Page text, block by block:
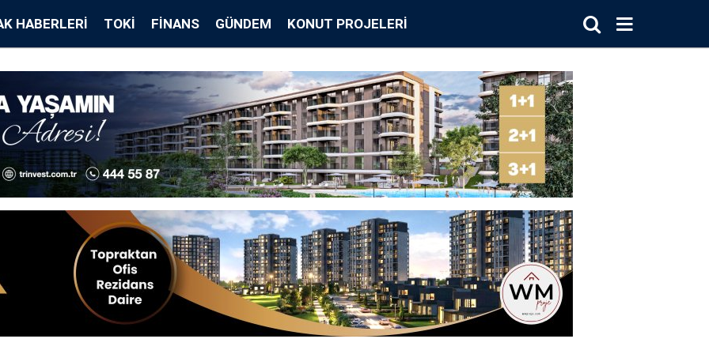
HABERLERI TOKİ FINANS GÜNDEM KONUT PROJELERI